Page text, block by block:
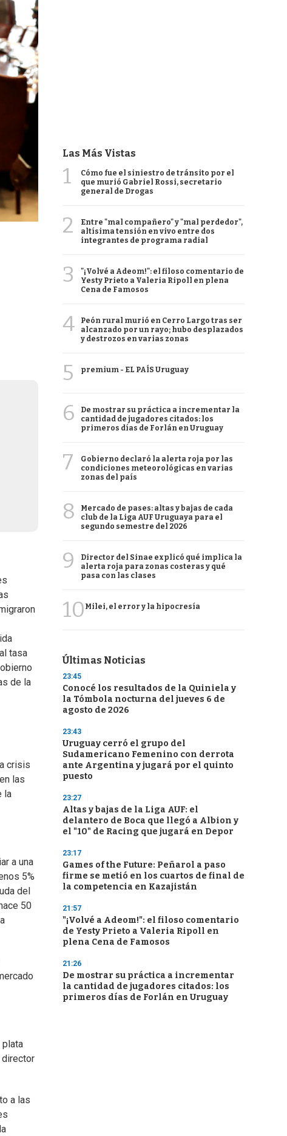
tasa
de la
crisis
las
la
a una
5%
del
50
plata
director
a las
Las Más Vistas
1
Cómo fue el siniestro de tránsito por el
que murió Gabriel Rossi, secretario
general de Drogas
2
Entre "mal compañero" y "mal perdedor",
altísima tensión en vivo entre dos
integrantes de programa radial
3
"¡Volvé a Adeom!": el filoso comentario de
Yesty Prieto a Valeria Ripoll en plena
Cena de Famosos
4
Peón rural murió en Cerro Largo tras ser
alcanzado por un rayo; hubo desplazados
y destrozos en varias zonas
5 premium - EL PAÍS Uruguay
6
De mostrar su práctica a incrementar la
cantidad de jugadores citados: los
primeros días de Forlán en Uruguay
7
Gobierno declaró la alerta roja por las
condiciones meteorológicas en varias
zonas del país
8
Mercado de pases: altas y bajas de cada
club de la Liga AUF Uruguaya para el
segundo semestre del 2026
9
Director del Sinae explicó qué implica la
alerta roja para zonas costeras y qué
pasa con las clases
10 Milei, el error y la hipocresía
Últimas Noticias
23:45
Conocé los resultados de la Quiniela y
la Tómbola nocturna del jueves 6 de
agosto de 2026
23:43
Uruguay cerró el grupo del
Sudamericano Femenino con derrota
ante Argentina y jugará por el quinto
puesto
23:27
Altas y bajas de la Liga AUF: el
delantero de Boca que llegó a Albion y
el "10" de Racing que jugará en Depor
23:17
Games of the Future: Peñarol a paso
firme se metió en los cuartos de final de
la competencia en Kazajistán
21:57
"¡Volvé a Adeom!": el filoso comentario
de Yesty Prieto a Valeria Ripoll en
plena Cena de Famosos
21:26
De mostrar su práctica a incrementar
la cantidad de jugadores citados: los
primeros días de Forlán en Uruguay